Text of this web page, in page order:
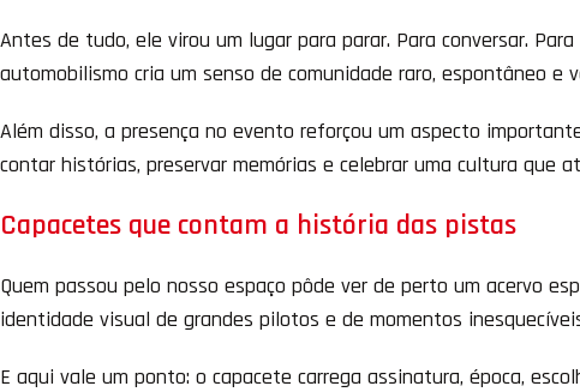
Antes de tudo, ele virou um lugar para parar. Para conversar.
automobilismo cria um senso de comunidade raro, espontâneo e
Além disso, a presença no evento reforçou um aspecto
contar histórias, preservar memórias e celebrar uma cultura que
Capacetes que contam a história das pistas
Quem passou pelo nosso espaço pôde ver de perto um acervo
identidade visual de grandes pilotos e de momentos
E aqui vale um ponto: o capacete carrega assinatura, época,